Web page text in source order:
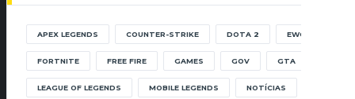
APEX LEGENDS COUNTER-STRIKE DOTA 2 EWC
FORTNITE FREE FIRE GAMES GOV GTA
LEAGUE OF LEGENDS MOBILE LEGENDS NOTÍCIAS